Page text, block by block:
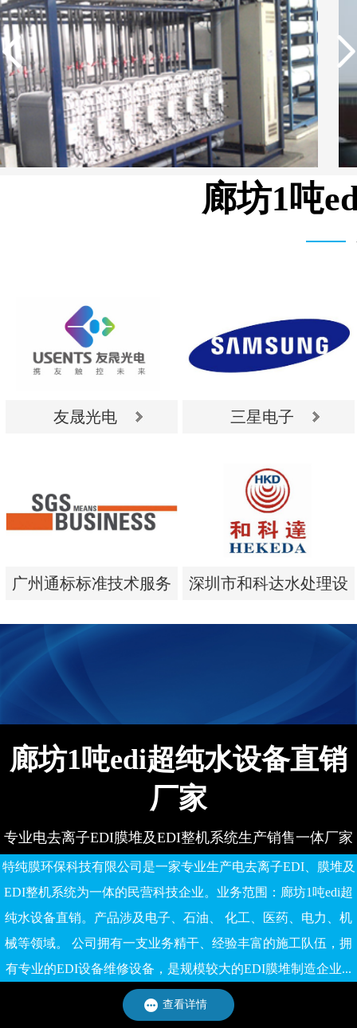
廊坊1吨
友晟光电
友晟光电
三星电子
三星电子
广州通标标准技术服务
广州通标标准技术服务
有限公司
深圳市和科达水处理设
廊坊1吨edi超纯水设备直销
厂家
专业电去离子EDI膜堆及EDI整机系统生产销售一体厂家
特纯膜环保科技有限公司是一家专业生产电去离子EDI、膜堆及
EDI整机系统为一体的民营科技企业。业务范围：廊坊1吨edi超
纯水设备直销。产品涉及电子、石油、 化工、医药、电力、机
械等领域。 公司拥有一支业务精干、经验丰富的施工队伍，拥
有专业的EDI设备维修设备，是规模较大的EDI膜堆制造企业...
查看详情